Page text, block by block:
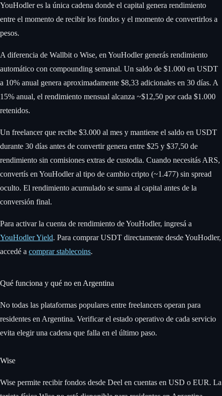
YouHodler es la única cadena donde el capital genera rendimiento
entre el momento de recibir los fondos y el momento de convertirlos a
pesos.
A diferencia de Wallbit o Wise, en YouHodler generás rendimiento
automático con compounding semanal. Un saldo de $1.000 en USDT
a 10% anual genera aproximadamente $8,33 adicionales en 30 días. A
15% anual, el rendimiento mensual alcanza ~$12,50 por cada $1.000
retenidos.
Un freelancer que recibe $3.000 al mes y mantiene el saldo en USDT
durante 30 días antes de convertir genera entre $25 y $37,50 de
rendimiento sin comisiones extras de custodia. Cuando necesitás ARS,
convertís en YouHodler al tipo de cambio cripto (~1.477) sin spread
oculto. El rendimiento acumulado se suma al capital antes de la
conversión final.
Para activar la cuenta de rendimiento de YouHodler, ingresá a
YouHodler Yield. Para comprar USDT directamente desde YouHodler,
accedé a comprar stablecoins.
Qué funciona y qué no en Argentina
No todas las plataformas populares entre freelancers operan para
residentes en Argentina. Verificar el estado operativo de cada servicio
evita elegir una cadena que falla en el último paso.
Wise
Wise permite recibir fondos desde Deel en cuentas en USD o EUR. La